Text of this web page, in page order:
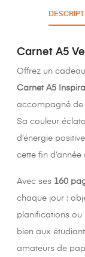
Carnet A5
Offrez un
Carnet A5
accompagné de
Sa couleur
d’énergie
cette fin
Avec ses 160
chaque jour :
planifications ou
bien aux
amateurs de